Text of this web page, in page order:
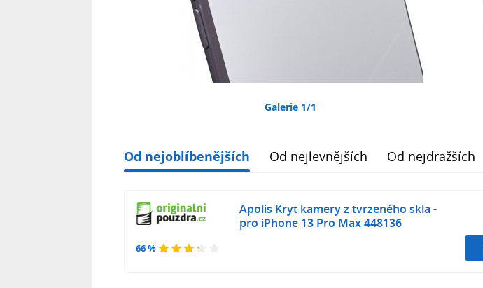
Galerie 1/1
Od nejoblíbenějších Od nejlevnějších Od nejdražších
66 %
Apolis Kryt kamery z tvrzeného skla -
pro iPhone 13 Pro Max 448136